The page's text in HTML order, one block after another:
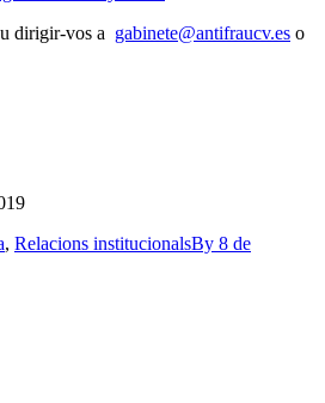
dirigir-vos a gabinete@antifraucv.es o
, Relacions institucionalsBy 8 de